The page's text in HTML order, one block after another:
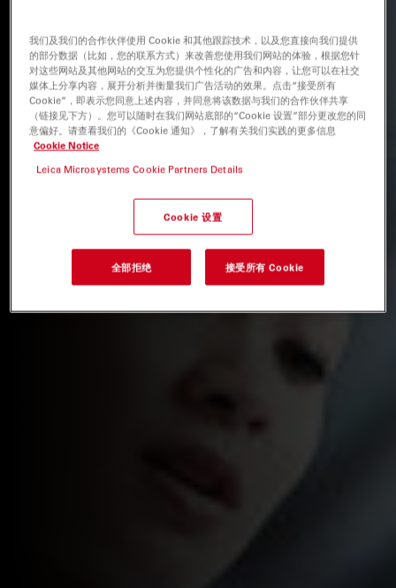
我们及我们的合作伙伴使用 Cookie 和其他跟踪技术，以及您直接向我们提供
的部分数据（比如，您的联系方式）来改善您使用我们网站的体验，根据您针
对这些网站及其他网站的交互为您提供个性化的广告和内容，让您可以在社交
媒体上分享内容，展开分析并衡量我们广告活动的效果。点击“接受所有
Cookie”，即表示您同意上述内容，并同意将该数据与我们的合作伙伴共享
（链接见下方）。您可以随时在我们网站底部的“Cookie 设置”部分更改您的同
意偏好。请查看我们的《Cookie 通知》，了解有关我们实践的更多信息
Cookie Notice
Leica Microsystems Cookie Partners Details
Cookie 设置
全部拒绝 接受所有 Cookie